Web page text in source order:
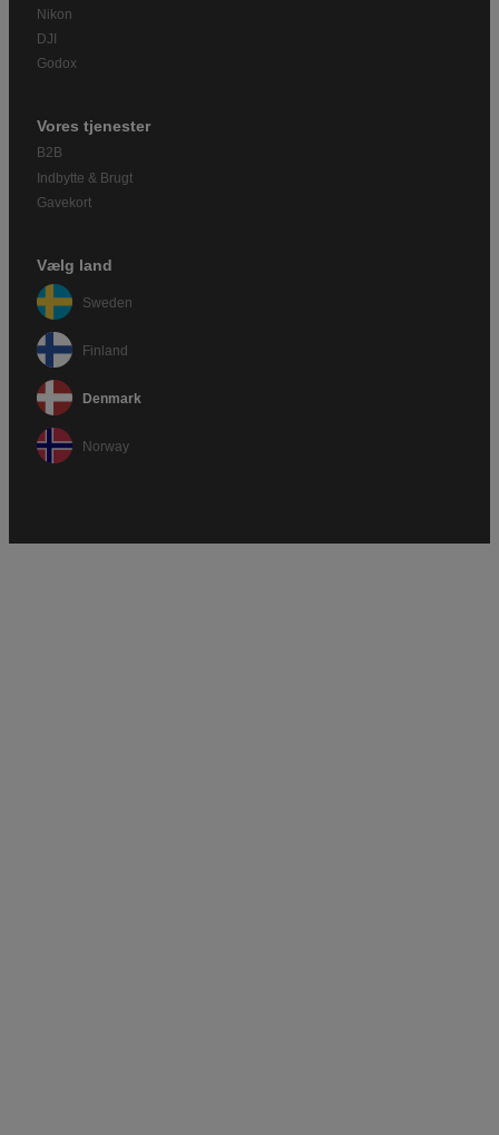
Nikon
DJI
Godox
Vores tjenester
B2B
Indbytte & Brugt
Gavekort
Vælg land
Sweden
Finland
Denmark
Norway